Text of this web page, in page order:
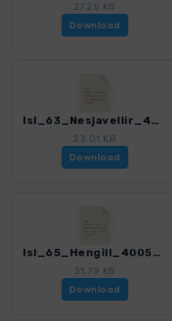
27.25 KB
Download
Isl_63_Nesjavellir_4005_9.gpx
23.01 KB
Download
Isl_65_Hengill_4005_9.gpx
31.79 KB
Download